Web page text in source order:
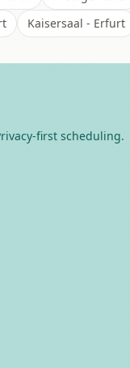
Kaisersaal - Erfurt
first scheduling.